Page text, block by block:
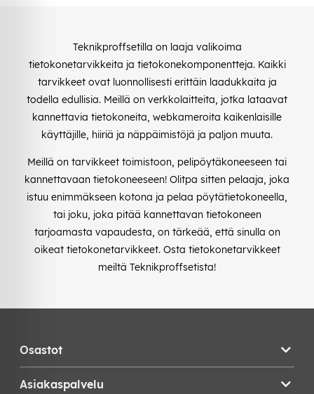
Teknikproffsetilla on laaja valikoima
tietokonetarvikkeita ja tietokonekomponentteja. Kaikki
tarvikkeet ovat luonnollisesti erittäin laadukkaita ja
todella edullisia. Meillä on verkkolaitteita, jotka lataavat
kannettavia tietokoneita, webkameroita kaikenlaisille
käyttäjille, hiiriä ja näppäimistöjä ja paljon muuta.
Meillä on tarvikkeet toimistoon, pelipöytäkoneeseen tai
kannettavaan tietokoneeseen! Olitpa sitten pelaaja, joka
istuu enimmäkseen kotona ja pelaa pöytätietokoneella,
tai joku, joka pitää kannettavan tietokoneen
tarjoamasta vapaudesta, on tärkeää, että sinulla on
oikeat tietokonetarvikkeet. Osta tietokonetarvikkeet
meiltä Teknikproffsetista!
Osastot
Asiakaspalvelu